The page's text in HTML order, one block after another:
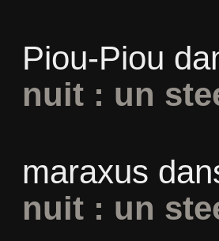
Piou-Piou
nuit : un
maraxus
nuit : un